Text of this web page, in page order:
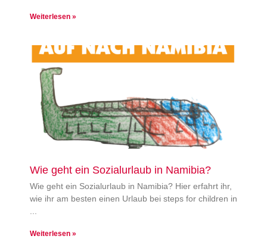
Weiterlesen »
Wie geht ein Sozialurlaub in Namibia?
Wie geht ein Sozialurlaub in Namibia? Hier erfahrt ihr,
wie ihr am besten einen Urlaub bei steps for children in
Weiterlesen »